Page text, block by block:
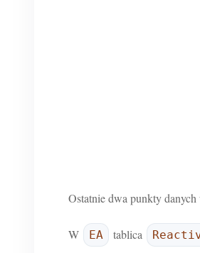
Ostatnie dwa punkty
W EA tablica